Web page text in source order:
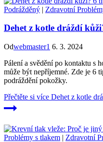
Podrážděný | Zdravotní
Dehet z kotle dráždí
Odwebmaster1 6. 3. 2024
Pálení a svědění po kontaktu s
může být nepříjemné. Zde je 6
podráždění pokožky.
Přečtěte si více Dehet z kotle
Problémy s tlakem | Zdravotní